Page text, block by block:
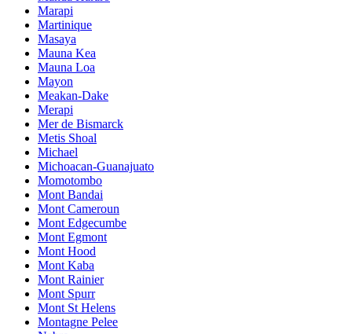
Marapi
Martinique
Masaya
Mauna Kea
Mauna Loa
Mayon
Meakan-Dake
Merapi
Mer de Bismarck
Metis Shoal
Michael
Michoacan-Guanajuato
Momotombo
Mont Bandai
Mont Cameroun
Mont Edgecumbe
Mont Egmont
Mont Hood
Mont Kaba
Mont Rainier
Mont Spurr
Mont St Helens
Montagne Pelee